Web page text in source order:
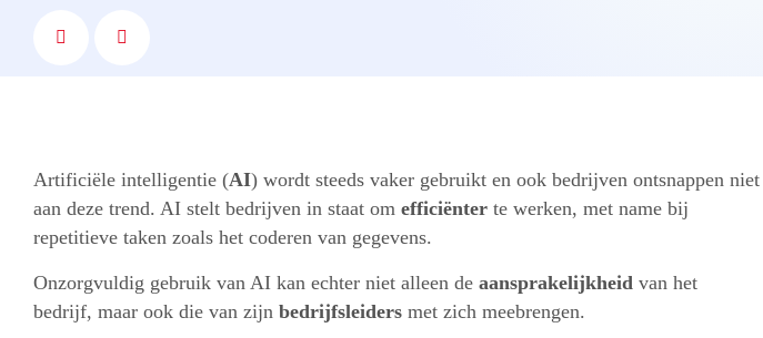
Artificiële intelligentie (AI) wordt steeds vaker gebruikt en ook bedrijven ontsnappen niet
aan deze trend. AI stelt bedrijven in staat om efficiënter te werken, met name bij
repetitieve taken zoals het coderen van gegevens.
Onzorgvuldig gebruik van AI kan echter niet alleen de aansprakelijkheid van het
bedrijf, maar ook die van zijn bedrijfsleiders met zich meebrengen.